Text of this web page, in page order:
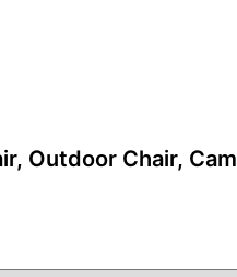
Outdoor Chair,